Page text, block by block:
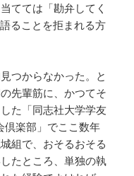
てては「勘弁してく
ることを拒まれる方
つからなかった。と
先輩筋に、かつてそ
た「同志社大学学友
倶楽部」でここ数年
組で、おそるおそる
たところ、単独の執